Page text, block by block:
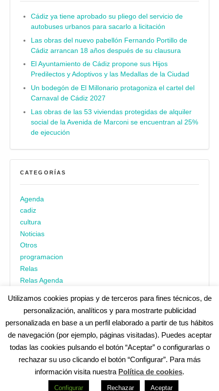
Cádiz ya tiene aprobado su pliego del servicio de
autobuses urbanos para sacarlo a licitación
Las obras del nuevo pabellón Fernando Portillo de
Cádiz arrancan 18 años después de su clausura
El Ayuntamiento de Cádiz propone sus Hijos
Predilectos y Adoptivos y las Medallas de la Ciudad
Un bodegón de El Millonario protagoniza el cartel del
Carnaval de Cádiz 2027
Las obras de las 53 viviendas protegidas de alquiler
social de la Avenida de Marconi se encuentran al 25%
de ejecución
CATEGORÍAS
Agenda
cadiz
cultura
Noticias
Otros
programacion
Relas
Relas Agenda
¿No encuentras alguna cosa? Echa un vistazo encadiz.es|
Aviso legal| Política de privacidad|Accesibilidad| Política de
Redes Sociales (Listado completo):
Utilizamos cookies propias y de terceros para fines técnicos, de
personalización, analíticos y para mostrarte publicidad
personalizada en base a un perfil elaborado a partir de tus hábitos
de navegación (por ejemplo, páginas visitadas). Puedes aceptar
todas las cookies pulsando el botón “Aceptar” o configurarlas o
rechazar su uso clicando el botón “Configurar”. Para más
información visita nuestra Política de cookies.
Configurar Rechazar Aceptar